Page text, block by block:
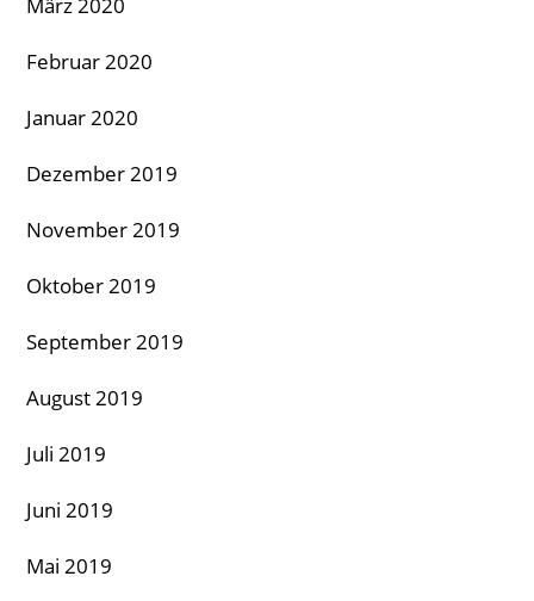
Februar 2020
Januar 2020
Dezember 2019
November 2019
Oktober 2019
September 2019
August 2019
Juli 2019
Juni 2019
Mai 2019